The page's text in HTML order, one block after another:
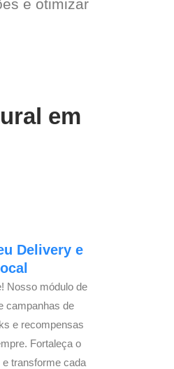
e otimizar
em
Delivery e
Nosso módulo de
campanhas de
e recompensas
Fortaleça o
transforme cada